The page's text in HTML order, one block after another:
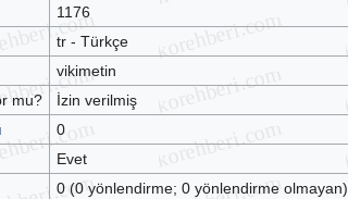
1176
tr - Türkçe
vikimetin
mu?
İzin verilmiş
0
Evet
0 (0 yönlendirme; 0 yönlendirme olmayan)